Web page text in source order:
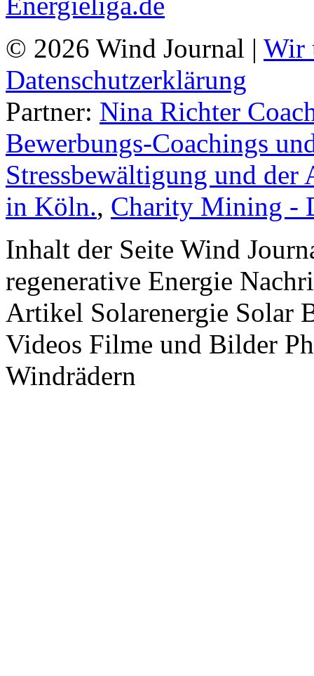
© 2026 Wind Journal | Wir
Datenschutzerklärung
Partner: Nina Richter
Bewerbungs-Coachings
Stressbewältigung und
in Köln., Charity Mining -
Inhalt der Seite Wind
regenerative Energie
Artikel Solarenergie Solar
Videos Filme und Bilder
Windrädern